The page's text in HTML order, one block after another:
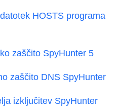
HOSTS programa
zaščito SpyHunter 5
zaščito DNS SpyHunter
izključitev SpyHunter